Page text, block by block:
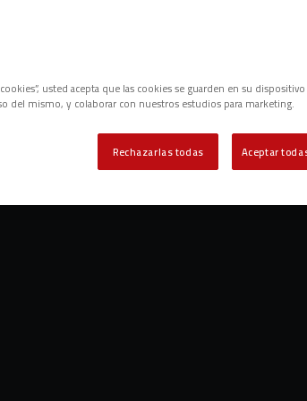
usted acepta que las cookies se guarden en su
del mismo, y colaborar con nuestros estudios para marketing.
Rechazarlas todas Aceptar